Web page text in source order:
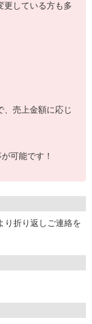
更している方も多
、売上金額に応じ
可能です！
り折り返しご連絡を